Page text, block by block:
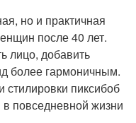
но и практичная
после 40 лет.
лицо, добавить
более гармоничным.
пиксибоб
повседневной жизни